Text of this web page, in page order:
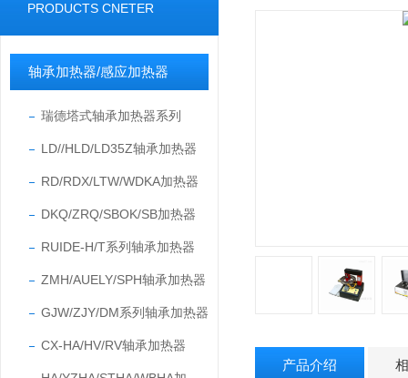
PRODUCTS CNETER
轴承加热器/感应加热器
瑞德塔式轴承加热器系列
LD//HLD/LD35Z轴承加热器
RD/RDX/LTW/WDKA加热器
DKQ/ZRQ/SBOK/SB加热器
RUIDE-H/T系列轴承加热器
ZMH/AUELY/SPH轴承加热器
GJW/ZJY/DM系列轴承加热器
CX-HA/HV/RV轴承加热器
产品介绍